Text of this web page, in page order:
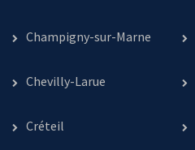
Champigny-sur-Marne
Chevilly-Larue
Créteil